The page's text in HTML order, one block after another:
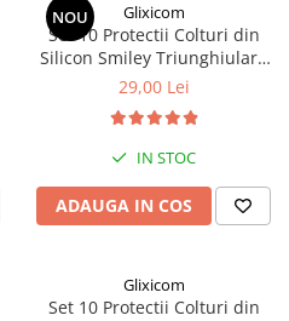
NOU Glixicom
Set 10 Protectii Colturi din
Silicon Smiley Triunghiulare
aplicabile cu Banda Dublu
29,00 Lei
IN STOC
ADAUGA IN COS
Glixicom
Set 10 Protectii Colturi din